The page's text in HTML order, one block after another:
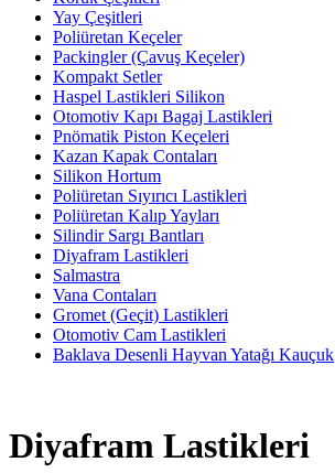
Yay Çeşitleri
Poliüretan Keçeler
Packingler (Çavuş Keçeler)
Kompakt Setler
Haspel Lastikleri Silikon
Otomotiv Kapı Bagaj Lastikleri
Pnömatik Piston Keçeleri
Kazan Kapak Contaları
Silikon Hortum
Poliüretan Sıyırıcı Lastikleri
Poliüretan Kalıp Yayları
Silindir Sargı Bantları
Diyafram Lastikleri
Salmastra
Vana Contaları
Gromet (Geçit) Lastikleri
Otomotiv Cam Lastikleri
Baklava Desenli Hayvan Yatağı Kauçuk
Diyafram Lastikleri